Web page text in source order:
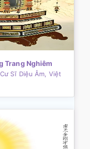
Trang Nghiêm
| Cư Sĩ Diệu Âm, Việt